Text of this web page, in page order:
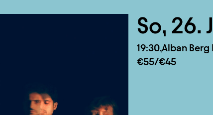
So, 26.
19:30Alban Berg
€55/€45